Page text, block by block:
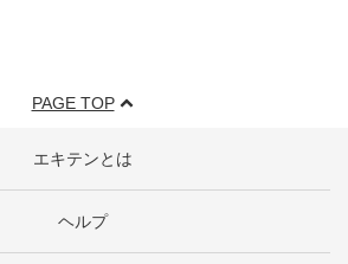
PAGE TOP
エキテンとは
ヘルプ